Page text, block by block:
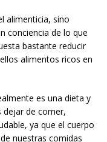
alimenticia, sino
conciencia de lo que
bastante reducir
alimentos ricos en
es una dieta y
dejar de comer,
ya que el cuerpo
nuestras comidas